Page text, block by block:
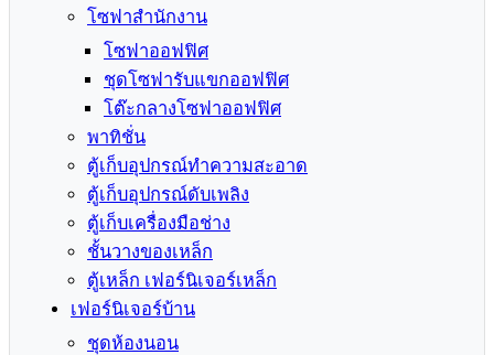
โซฟาสำนักงาน
โซฟาออฟฟิศ
ชุดโซฟารับแขกออฟฟิศ
โต๊ะกลางโซฟาออฟฟิศ
พาทิชั่น
ตู้เก็บอุปกรณ์ทำความสะอาด
ตู้เก็บอุปกรณ์ดับเพลิง
ตู้เก็บเครื่องมือช่าง
ชั้นวางของเหล็ก
ตู้เหล็ก เฟอร์นิเจอร์เหล็ก
เฟอร์นิเจอร์บ้าน
ชุดห้องนอน